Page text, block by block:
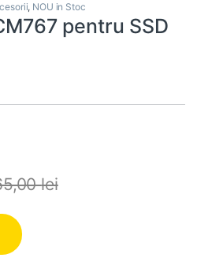
, NOU in Stoc
pentru SSD
lei